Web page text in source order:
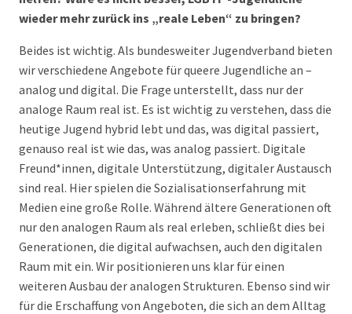
wieder mehr zurück ins „reale Leben“ zu bringen?
Beides ist wichtig. Als bundesweiter Jugendverband bieten
wir verschiedene Angebote für queere Jugendliche an –
analog und digital. Die Frage unterstellt, dass nur der
analoge Raum real ist. Es ist wichtig zu verstehen, dass die
heutige Jugend hybrid lebt und das, was digital passiert,
genauso real ist wie das, was analog passiert. Digitale
Freund*innen, digitale Unterstützung, digitaler Austausch
sind real. Hier spielen die Sozialisationserfahrung mit
Medien eine große Rolle. Während ältere Generationen oft
nur den analogen Raum als real erleben, schließt dies bei
Generationen, die digital aufwachsen, auch den digitalen
Raum mit ein. Wir positionieren uns klar für einen
weiteren Ausbau der analogen Strukturen. Ebenso sind wir
für die Erschaffung von Angeboten, die sich an dem Alltag